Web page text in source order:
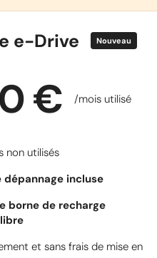
e-Drive Nouveau
€ /mois utilisé
non utilisés
dépannage incluse
borne de recharge
et sans frais de mise en